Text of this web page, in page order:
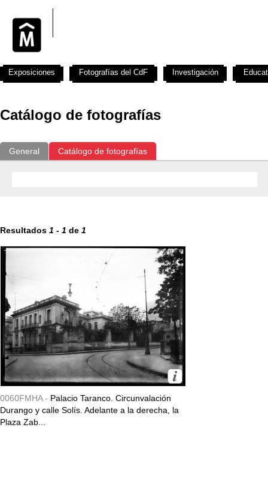
Catálogo de fotografías
General Catálogo de fotografías
Resultados 1 - 1 de 1
0060FMHA - Palacio Taranco. Circunvalación
Durango y calle Solís. Adelante a la derecha, la
Plaza Zab...
Exposiciones Fotografías del CdF Investigación